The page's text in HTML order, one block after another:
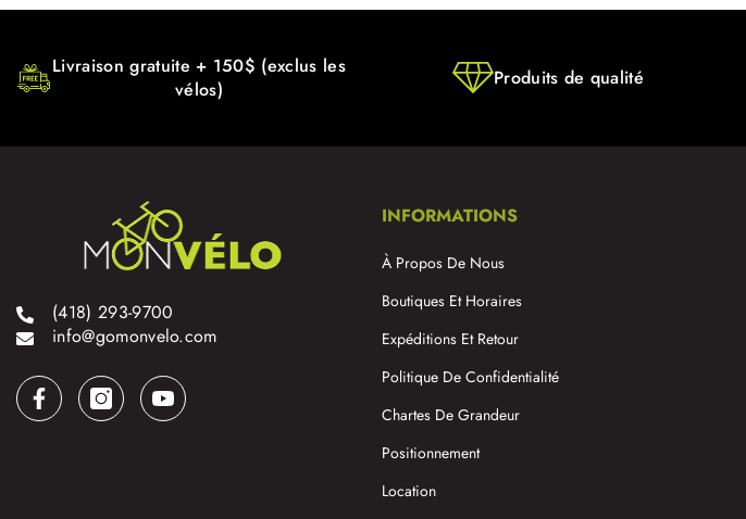
Livraison gratuite + 150$ (exclus les
vélos)
Produits de qualité
(418) 293-9700
info@gomonvelo.com
INFORMATIONS
À Propos De Nous
Boutiques Et Horaires
Expéditions Et Retour
Politique De Confidentialité
Chartes De Grandeur
Positionnement
Location